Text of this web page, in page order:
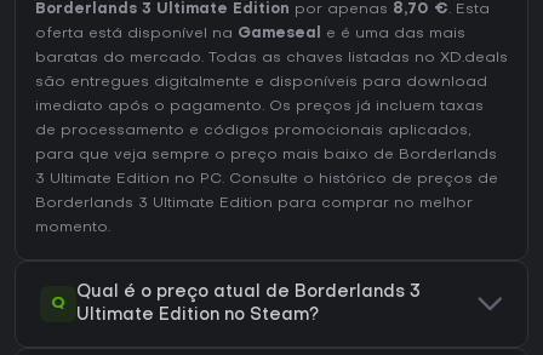
Borderlands 3 Ultimate Edition por apenas 8,70 €. Esta
oferta está disponível na Gameseal
e é uma das mais
baratas do mercado. Todas as chaves listadas no XD.deals
são entregues digitalmente e disponíveis para download
imediato após o pagamento. Os preços já incluem taxas
de processamento e códigos promocionais aplicados,
para que veja sempre o preço mais baixo de Borderlands
3 Ultimate Edition no PC. Consulte o histórico de preços de
Borderlands 3 Ultimate Edition para comprar no melhor
momento.
Q
Qual é o preço atual de Borderlands 3
Ultimate Edition no Steam?